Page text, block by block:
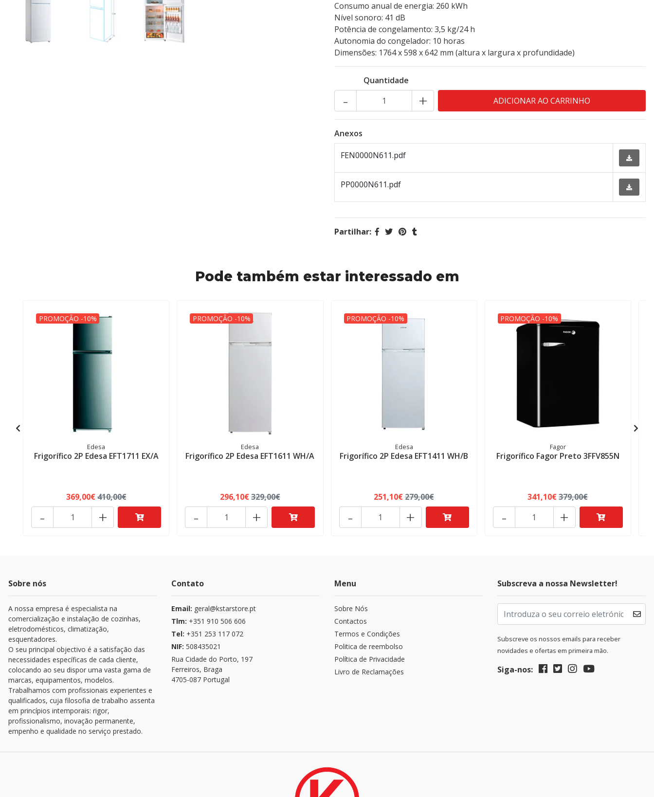
Consumo anual de energia: 260 kWh
Nível sonoro: 41 dB
Potência de congelamento: 3,5 kg/24 h
Autonomia do congelador: 10 horas
Dimensões: 1764 x 598 x 642 mm (altura x largura x profundidade)
Quantidade
+
-
Anexos
FEN0000N611.pdf
PP0000N611.pdf
Partilhar:
Pode também estar interessado em
PROMOÇÃO -10%
Edesa
Frigorífico 2P Edesa EFT1711 EX/A
369,00€410,00€
+
-
PROMOÇÃO -10%
Edesa
Frigorífico 2P Edesa EFT1611 WH/A
296,10€329,00€
+
-
PROMOÇÃO -10%
Edesa
Frigorífico 2P Edesa EFT1411 WH/B
251,10€279,00€
+
-
PROMOÇÃO -10%
Fagor
Frigorífico Fagor Preto 3FFV855N
341,10€379,00€
+
-
Sobre nós
A nossa empresa é especialista na
comercialização e instalação de cozinhas,
eletrodomésticos, climatização,
esquentadores.
O seu principal objectivo é a satisfação das
necessidades específicas de cada cliente,
colocando ao seu dispor uma vasta gama de
marcas, equipamentos, modelos.
Trabalhamos com profissionais experientes e
qualificados, cuja filosofia de trabalho assenta
em princípios intemporais: rigor,
profissionalismo, inovação permanente,
empenho e qualidade no serviço prestado.
Contato
Email: geral@kstarstore.pt
Tlm: +351 910 506 606
Tel: +351 253 117 072
NIF: 508435021
Rua Cidade do Porto, 197
Ferreiros, Braga
4705-087 Portugal
Menu
Sobre Nós
Contactos
Termos e Condições
Politica de reembolso
Política de Privacidade
Livro de Reclamações
Subscreva a nossa Newsletter!
Subscreve os nossos emails para receber
novidades e ofertas em primeira mão.
Siga-nos: